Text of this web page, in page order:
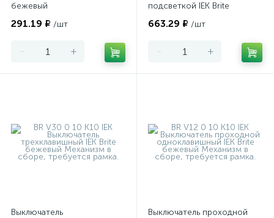
бежевый
291.19 ₽ /шт
- +
подсветкой IEK Brite
663.29 ₽ /шт
- +
Выключатель
Выключатель проходной